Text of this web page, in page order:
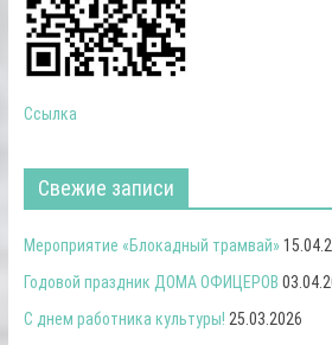
Ссылка
Свежие записи
Мероприятие «Блокадный трамвай»
Годовой праздник ДОМА ОФИЦЕРОВ
С днем работника культуры! 25.03.2026